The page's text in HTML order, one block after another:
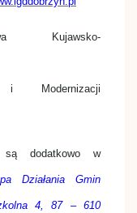
Kujawsko-
i Modernizacji
są dodatkowo w
Działania Gmin
4, 87 – 610